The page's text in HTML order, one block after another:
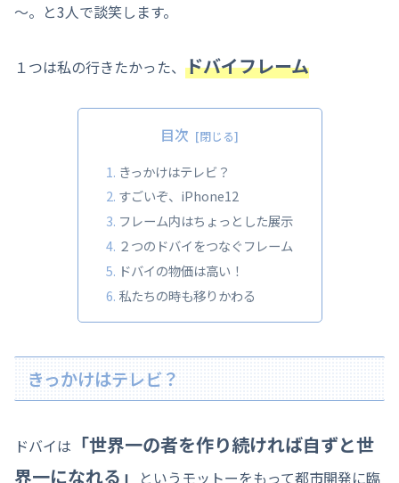
～。と3人で談笑します。
１つは私の行きたかった、 ドバイフレーム
目次
きっかけはテレビ？
すごいぞ、iPhone12
フレーム内はちょっとした展示
２つのドバイをつなぐフレーム
ドバイの物価は高い！
私たちの時も移りかわる
きっかけはテレビ？
ドバイは 「世界一の者を作り続ければ自ずと世
界一になれる」
というモットーをもって都市開発に臨